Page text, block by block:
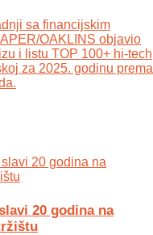
sa financijskim
OAKLINS objavio
i listu TOP 100+ hi-tech
za 2025. godinu prema
20 godina na